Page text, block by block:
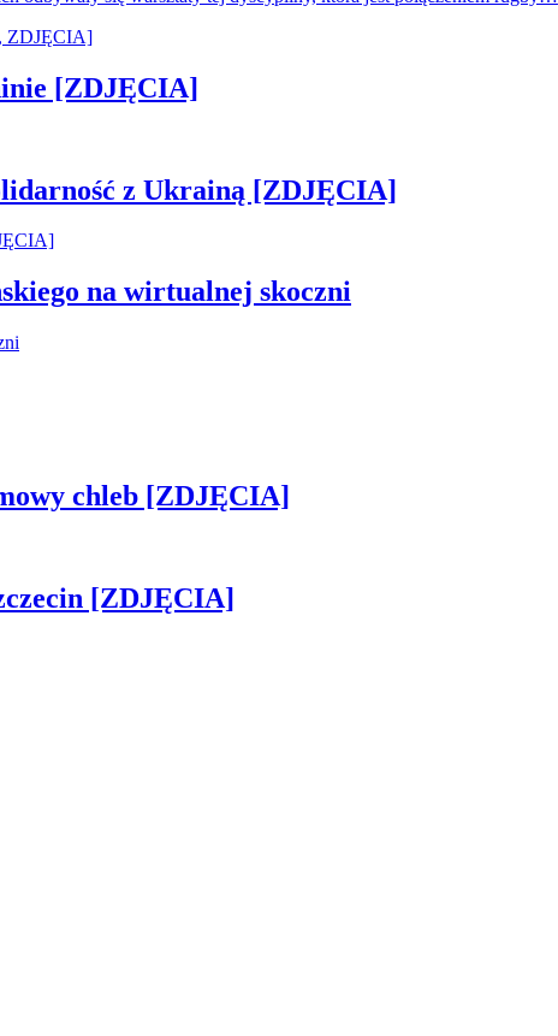
[ZDJĘCIA]
z Ukrainą [ZDJĘCIA]
na wirtualnej skoczni
chleb [ZDJĘCIA]
[ZDJĘCIA]